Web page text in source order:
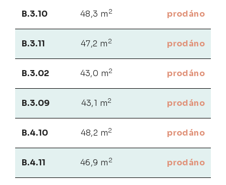
B.3.10 48,3 m 2 prodáno
B.3.11 47,2 m 2 prodáno
B.3.02 43,0 m2 prodáno
B.3.09 43,1 m2 prodáno
B.4.10 48,2 m2 prodáno
B.4.11 46,9 m 2 prodáno